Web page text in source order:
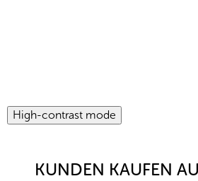
High-contrast mode
KUNDEN KAUFEN